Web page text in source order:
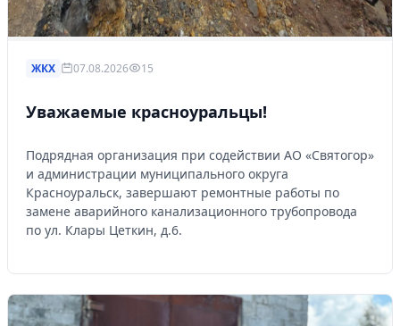
ЖКХ 07.08.2026 15
Уважаемые красноуральцы!
Подрядная организация при содействии АО «Святогор»
и администрации муниципального округа
Красноуральск, завершают ремонтные работы по
замене аварийного канализационного трубопровода
по ул. Клары Цеткин, д.6.